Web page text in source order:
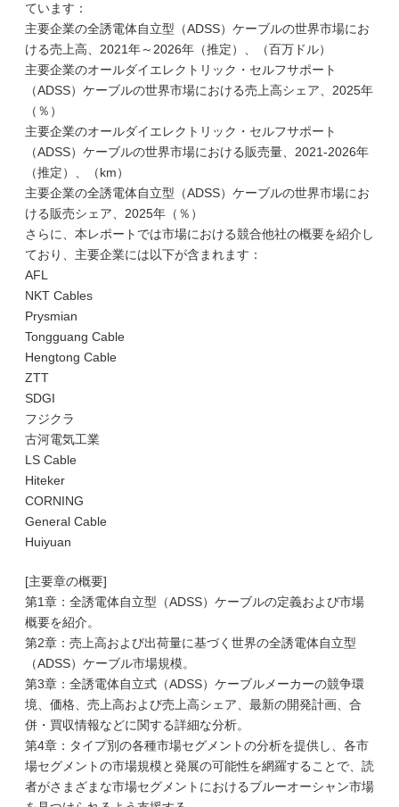
ています：
主要企業の全誘電体自立型（ADSS）ケーブルの世界市場にお
ける売上高、2021年～2026年（推定）、（百万ドル）
主要企業のオールダイエレクトリック・セルフサポート
（ADSS）ケーブルの世界市場における売上高シェア、2025年
（％）
主要企業のオールダイエレクトリック・セルフサポート
（ADSS）ケーブルの世界市場における販売量、2021-2026年
（推定）、（km）
主要企業の全誘電体自立型（ADSS）ケーブルの世界市場にお
ける販売シェア、2025年（％）
さらに、本レポートでは市場における競合他社の概要を紹介し
ており、主要企業には以下が含まれます：
AFL
NKT Cables
Prysmian
Tongguang Cable
Hengtong Cable
ZTT
SDGI
フジクラ
古河電気工業
LS Cable
Hiteker
CORNING
General Cable
Huiyuan
[主要章の概要]
第1章：全誘電体自立型（ADSS）ケーブルの定義および市場
概要を紹介。
第2章：売上高および出荷量に基づく世界の全誘電体自立型
（ADSS）ケーブル市場規模。
第3章：全誘電体自立式（ADSS）ケーブルメーカーの競争環
境、価格、売上高および売上高シェア、最新の開発計画、合
併・買収情報などに関する詳細な分析。
第4章：タイプ別の各種市場セグメントの分析を提供し、各市
場セグメントの市場規模と発展の可能性を網羅することで、読
者がさまざまな市場セグメントにおけるブルーオーシャン市場